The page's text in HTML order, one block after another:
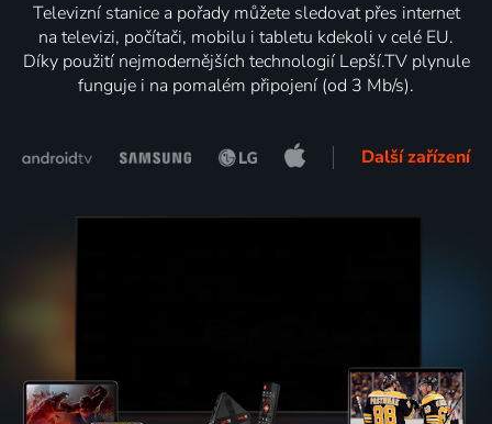
Televizní stanice a pořady můžete sledovat přes internet
na televizi, počítači, mobilu i tabletu kdekoli v celé EU.
Díky použití nejmodernějších technologií Lepší.TV plynule
funguje i na pomalém připojení (od 3 Mb/s).
Další zařízení